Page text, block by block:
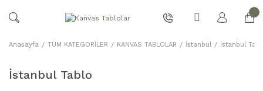
Anasayfa TÜM KATEGORİLER KANVAS TABLOLAR İstanbul İstanbul
İstanbul Tablo